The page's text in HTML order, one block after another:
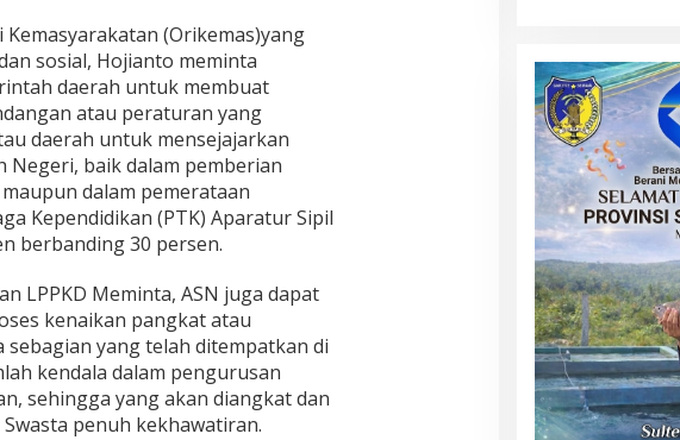
(Orikemas)yang
sosial, Hojianto meminta
daerah untuk membuat
atau peraturan yang
daerah untuk mensejajarkan
Negeri, baik dalam pemberian
dalam pemerataan
Kependidikan (PTK) Aparatur Sipil
berbanding 30 persen.
LPPKD Meminta, ASN juga dapat
kenaikan pangkat atau
yang telah ditempatkan di
kendala dalam pengurusan
sehingga yang akan diangkat dan
penuh kekhawatiran.